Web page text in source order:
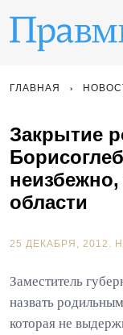
ГЛАВНАЯ
Закрытие
области
25 ДЕКАБРЯ, 2012.
Заместитель
назвать
которая не